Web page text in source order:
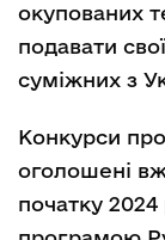
окупованих
подавати
суміжних з
Конкурси
оголошені
початку